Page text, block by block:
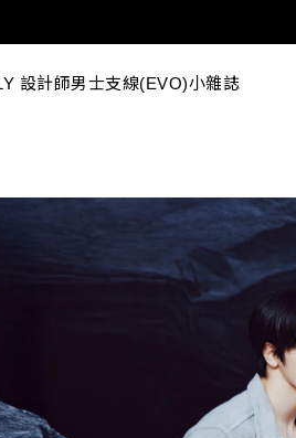
設計師男士支線(EVO)小雜誌